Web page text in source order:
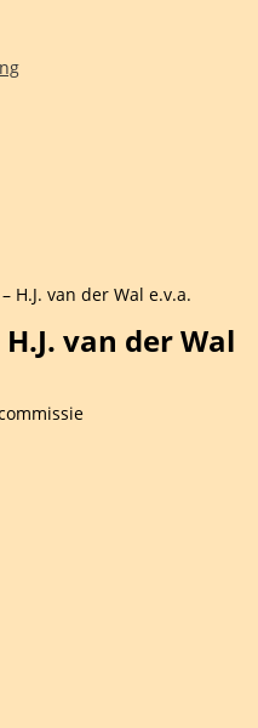
H.J. van der Wal e.v.a.
van der Wal